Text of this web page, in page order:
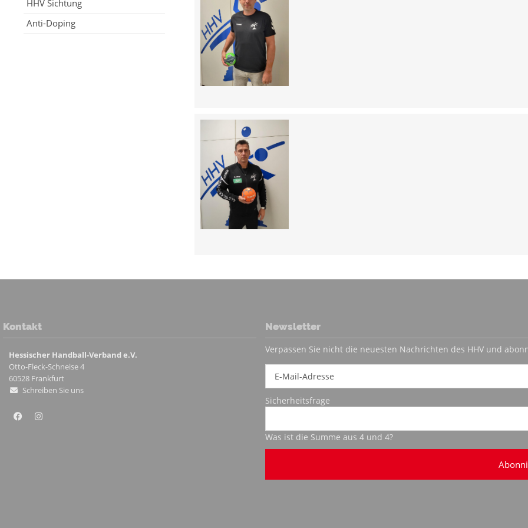
HHV Sichtung
Anti-Doping
Kontakt
Hessischer Handball-Verband e.V.
Otto-Fleck-Schneise 4
60528 Frankfurt
Schreiben Sie uns
Newsletter
Verpassen Sie nicht die neuesten Nachrichten des HHV und
Sicherheitsfrage
Was ist die Summe aus 4 und 4?